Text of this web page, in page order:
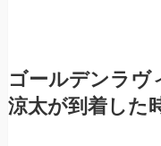
ゴールデンラヴ
涼太が到着した